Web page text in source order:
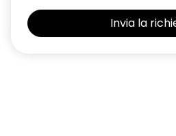
Retrovisore interno con